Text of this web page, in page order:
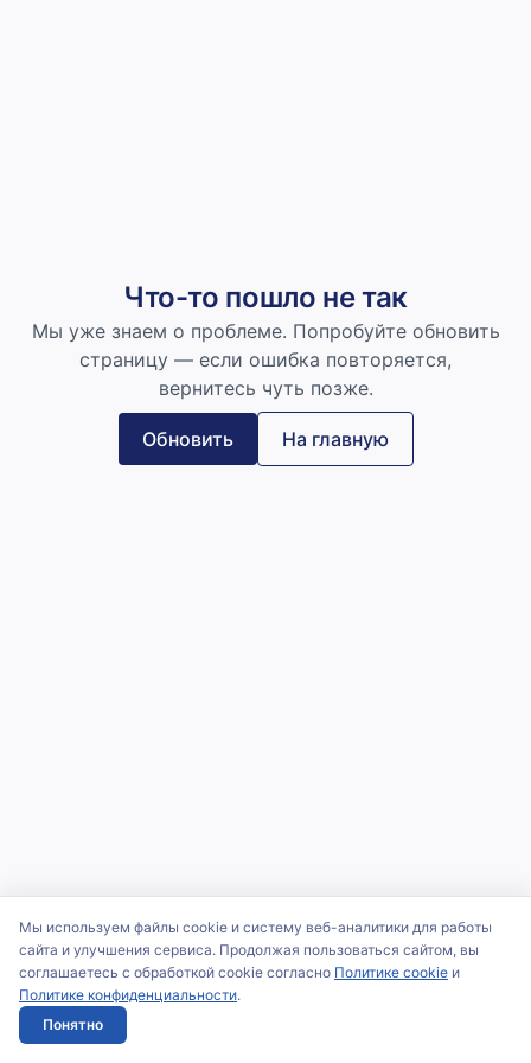
Что-то пошло не так
Мы уже знаем о проблеме. Попробуйте обновить
страницу — если ошибка повторяется,
вернитесь чуть позже.
Обновить На главную
Мы используем файлы cookie и систему веб-аналитики для работы
сайта и улучшения сервиса. Продолжая пользоваться сайтом, вы
соглашаетесь с обработкой cookie согласно Политике cookie и
Политике конфиденциальности.
Понятно